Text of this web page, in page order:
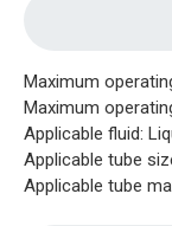
Maximum
Maximum
Applicable fluid:
Applicable tube
Applicable tube